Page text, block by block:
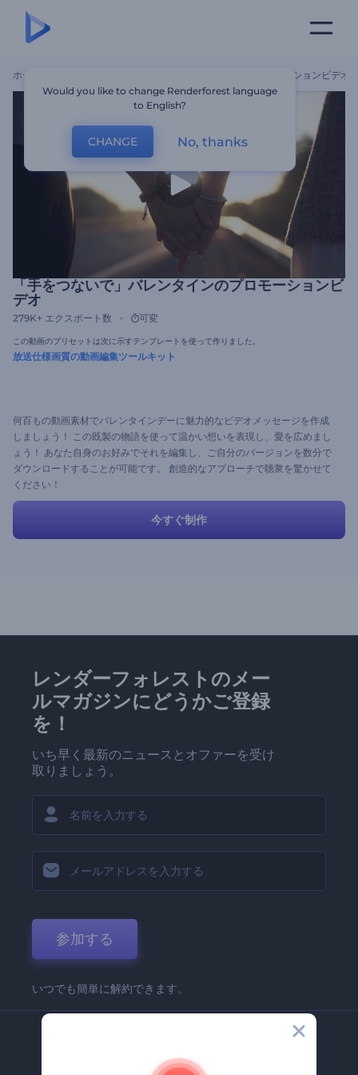
ホーム 「手をつないで」バレンタインのプロモーションビデオ
「手をつないで」バレンタインのプロモーションビ
デオ
279K+ エクスポート数 可変
この動画のプリセットは次に示すテンプレートを使って作りました。
放送仕様画質の動画編集ツールキット
何百もの動画素材でバレンタインデーに魅力的なビデオメッセージを作成
しましょう！ この既製の物語を使って温かい想いを表現し、愛を広めまし
ょう！ あなた自身のお好みでそれを編集し、ご自分のバージョンを数分で
ダウンロードすることが可能です。 創造的なアプローチで聴衆を驚かせて
ください！
今すぐ制作
レンダーフォレストのメー
ルマガジンにどうかご登録
を！
いち早く最新のニュースとオファーを受け
取りましょう。
参加する
いつでも簡単に解約できます。
Renderforest 企業情報
Would you like to change Renderforest language
to English?
CHANGE No, thanks